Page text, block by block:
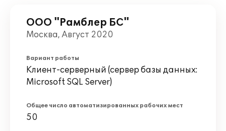
ООО "Рамблер БС"
Москва, Август 2020
Вариант работы
Клиент-серверный (сервер базы данных:
Microsoft SQL Server)
Общее число автоматизированных рабочих мест
50